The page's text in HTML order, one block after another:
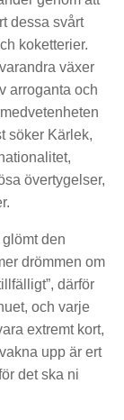
dessa svårt
koketterier.
växer
arroganta och
söker Kärlek,
övertygelser,
den
drömmen om
därför
och varje
extremt kort,
upp är ert
det ska ni